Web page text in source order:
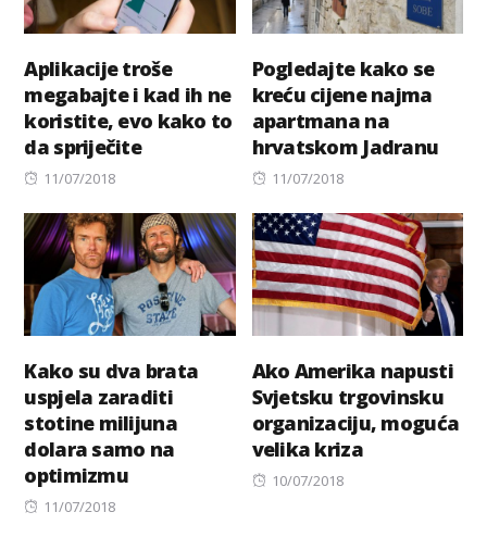
Aplikacije troše
megabajte i kad ih ne
koristite, evo kako to
da spriječite
Posted
11/07/2018
Pogledajte kako se
kreću cijene najma
apartmana na
hrvatskom Jadranu
Posted
11/07/2018
Kako su dva brata
uspjela zaraditi
stotine milijuna
dolara samo na
optimizmu
Posted
11/07/2018
Ako Amerika napusti
Svjetsku trgovinsku
organizaciju, moguća
velika kriza
Posted
10/07/2018